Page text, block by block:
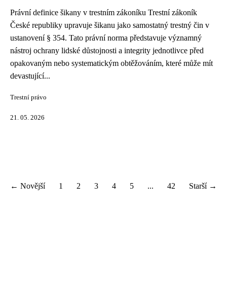
Právní definice šikany v trestním zákoníku Trestní zákoník
České republiky upravuje šikanu jako samostatný trestný čin v
ustanovení § 354. Tato právní norma představuje významný
nástroj ochrany lidské důstojnosti a integrity jednotlivce před
opakovaným nebo systematickým obtěžováním, které může mít
devastující...
Trestní právo
21. 05. 2026
← Novější 1 2 3 4 5 ... 42 Starší →